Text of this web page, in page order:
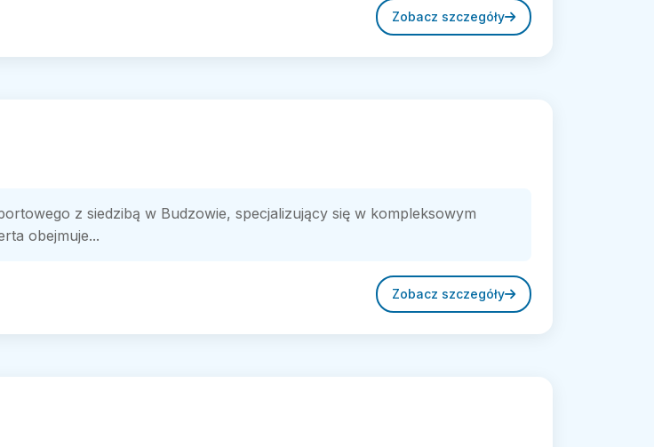
Zobacz szczegóły
z siedzibą w Budzowie, specjalizujący się w kompleksowym
obejmuje...
Zobacz szczegóły